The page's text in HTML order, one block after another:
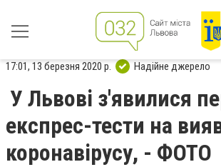
17:01, 13 березня 2020 р. Надійне джерело
У Львові з'явилися
експрес-тести на
коронавірусу, - ФОТО